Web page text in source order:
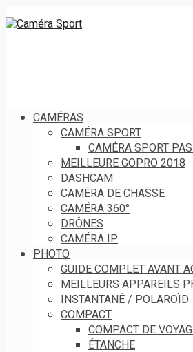
CAMÉRAS
CAMÉRA SPORT
CAMÉRA SPORT
MEILLEURE GOPRO 2018
DASHCAM
CAMÉRA DE CHASSE
CAMÉRA 360°
DRÔNES
CAMÉRA IP
PHOTO
GUIDE COMPLET AVANT
MEILLEURS APPAREILS
INSTANTANÉ / POLAROÏD
COMPACT
COMPACT DE
ÉTANCHE